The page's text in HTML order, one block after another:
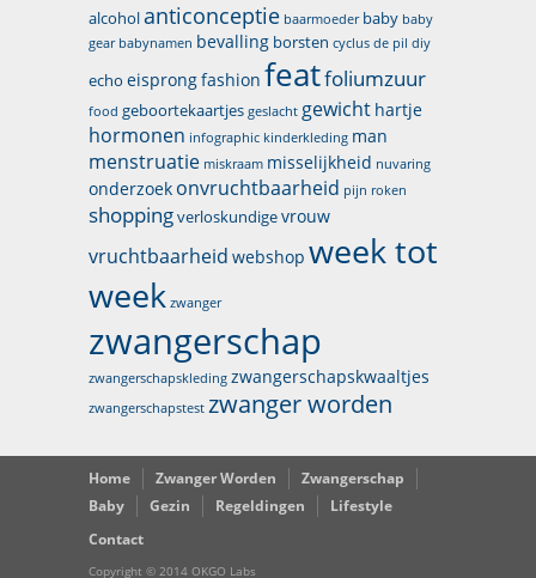
alcoholanticonceptie baarmoeder baby baby
gear babynamen bevalling borsten cyclus de pil diy
echo eisprongfashion featfoliumzuur
food geboortekaartjes geslacht gewicht hartje
hormonen infographic kinderkleding man
menstruatie miskraam misselijkheid nuvaring
onderzoek onvruchtbaarheid pijn roken
shoppingverloskundigevrouw
vruchtbaarheid webshop week tot
week zwanger
zwangerschap
zwangerschapskleding zwangerschapskwaaltjes
zwangerschapstest zwanger worden
Home Zwanger Worden
Zwangerschap
Baby
Gezin Regeldingen
Lifestyle
Contact
Copyright © 2014 OKGO Labs